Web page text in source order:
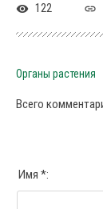
122
Органы растения
Всего
Имя *: